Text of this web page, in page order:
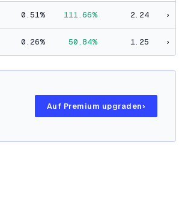
0.51% 111.66% 2.24 ›
0.26% 50.84% 1.25 ›
Auf Premium upgraden›